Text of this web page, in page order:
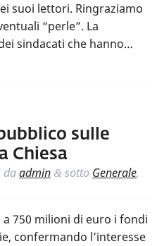
suoi lettori. Ringraziamo
“perle”. La
sindacati che hanno…
sulle
Chiesa
daadmin & sotto Generale,
750 milioni di euro i fondi
confermando l’interesse